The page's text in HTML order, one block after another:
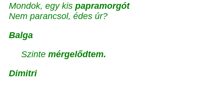
Mondok, egy kis papramorgót
Nem parancsol, édes úr?
Balga
Szinte mérgelődtem.
Dimitri